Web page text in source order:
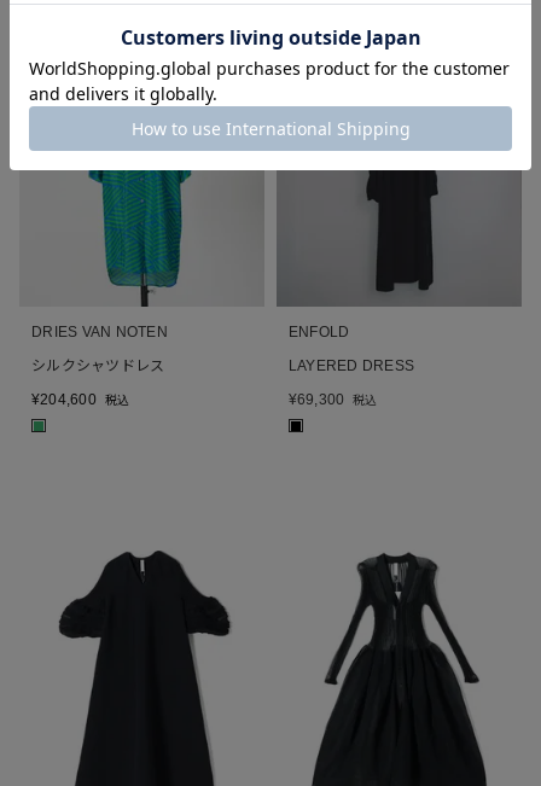
DRIES VAN NOTEN
シルクシャツドレス
¥204,600 税込
■
ENFOLD
LAYERED DRESS
¥69,300 税込
■